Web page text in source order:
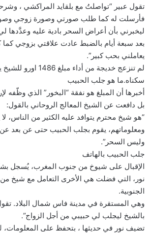
تقول عبير “تواصلتُ مع بلقايد المراكشي ،
فأرسلت له كما طلب صورتي وصورة زوجي
ليخبرني بأن أعراض السحر بادية عليه وعدَّدها
بعد سبعة أيام بالضبط عادت علاقتي بزوجي كما
يعاملني بحب كبير”.
لم تنزعج خديجة من أداء
سكناه.ما هو جلب الحبيب
أخبرها أن المبلغ هو نفقة “البخور” الذي وظّفه
بل دافعت عن الشيخ المعالج الروحاني بالقول:
“هو شيخ محترم يتوافد عليه الكثير من الناس،
ومعلوماتهم، يقوم بجلب الحبيب حتى عن بعد
وليس السحر”.
جلب الحبيب بالهاتف
الإقبال على شيوخ من جنوب المغرب، يُسجل
نور، التي فضلت هي الأخرى التعامل مع شيخ من
الجنوبية.
وهي المستقرة في مدينة فاس شمال البلاد.
بالشيخ ليجلب لي حبيبي من أجل الزواج”.
تضيف نور في حديثها ، بتحفظ على المعلومات،